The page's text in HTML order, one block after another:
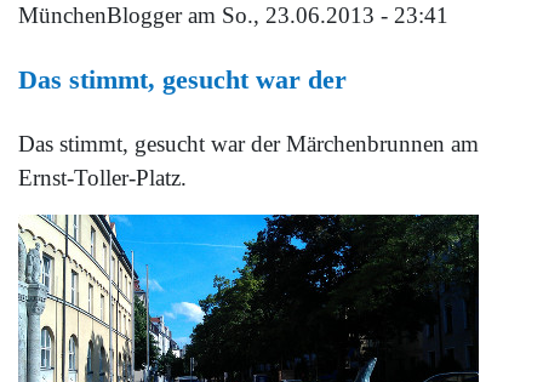
MünchenBloggeram So., 23.06.2013 - 23:41
Das stimmt, gesucht war der
Das stimmt, gesucht war der Märchenbrunnen am
Ernst-Toller-Platz.